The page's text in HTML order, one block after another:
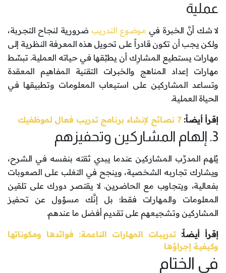
عملية
لا شك أنَّ الخبرة في موضوع التدريب ضرورية لنجاح التجربة،
ولكن يجب أن تكون قادراً على تحويل هذه المعرفة النظرية إلى
مهارات يستطيع المشارِك أن يطبِّقها في حياته العملية. تبسِّط
مهارات إعداد المناهج والخبرات التقنية المفاهيم المعقدة
وتساعد المشاركين على استيعاب المعلومات وتطبيقها في
الحياة العملية.
إقرأ أيضاً:7 نصائح لإنشاء برنامج تدريب فعال لموظفيك
3. إلهام المشاركين وتحفيزهم
يُلهم المدرِّب المشاركين عندما يبدي ثقته بنفسه في الشرح،
ويشارك تجاربه الشخصية، وينجح في التغلب على الصعوبات
بفعالية، ويتجاوب مع الحاضرين. لا يقتصر دورك على تلقين
المعلومات والمهارات فقط؛ بل إنَّك مسؤول عن تحفيز
المشاركين وتشجيعهم على تقديم أفضل ما عندهم.
إقرأ أيضاً:تدريبات المهارات الناعمة: فوائدها ومكوناتها
وكيفية إجراؤها
في الختام